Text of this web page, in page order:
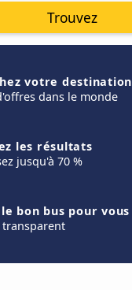
Trouvez
votre destination
dans le monde
les résultats
jusqu'à 70 %
bon bus pour vous
transparent